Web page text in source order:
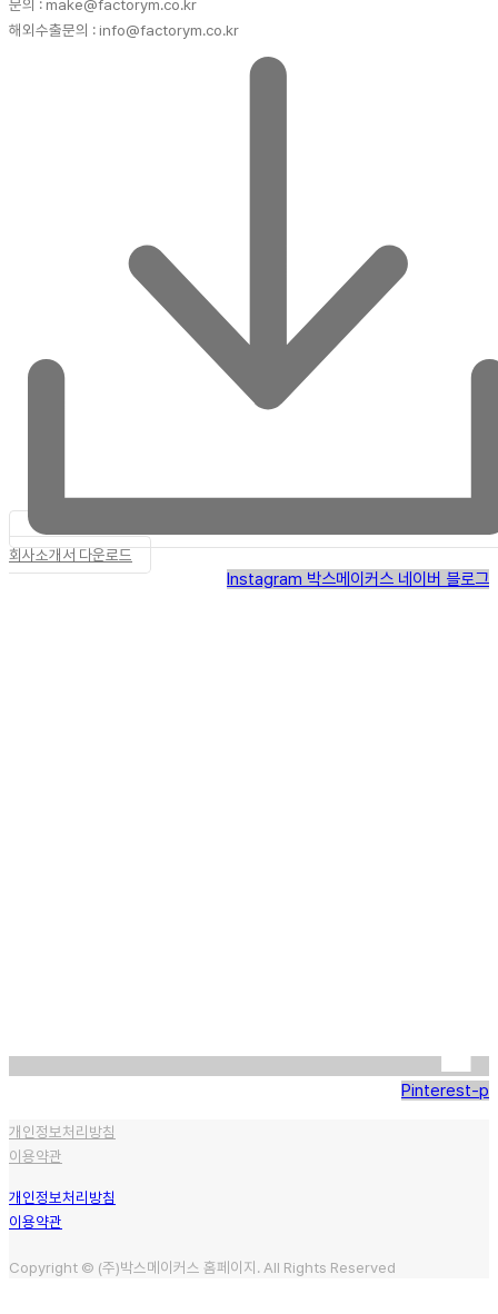
문의 : make@factorym.co.kr
해외수출문의 : info@factorym.co.kr
회사소개서 다운로드
Instagram 박스메이커스 네이버 블로그
Pinterest-p
개인정보처리방침
이용약관
개인정보처리방침
이용약관
Copyright © (주)박스메이커스 홈페이지. All Rights Reserved